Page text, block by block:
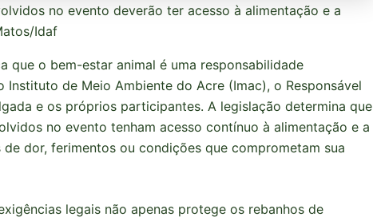
no evento deverão ter acesso à alimentação e a
Idaf
que o bem-estar animal é uma responsabilidade
Instituto de Meio Ambiente do Acre (Imac), o Responsável
e os próprios participantes. A legislação determina que
no evento tenham acesso contínuo à alimentação e a
de dor, ferimentos ou condições que comprometam sua
legais não apenas protege os rebanhos de